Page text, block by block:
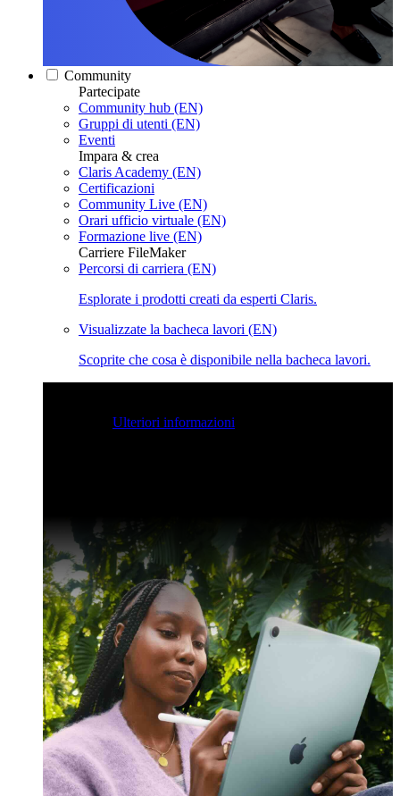
Community
Partecipate
Community hub (EN)
Gruppi di utenti (EN)
Eventi
Impara & crea
Claris Academy (EN)
Certificazioni
Community Live (EN)
Orari ufficio virtuale (EN)
Formazione live (EN)
Carriere FileMaker
Percorsi di carriera (EN)
Esplorate i prodotti creati da esperti Claris.
Visualizzate la bacheca lavori (EN)
Scoprite che cosa è disponibile nella bacheca lavori.
Ulteriori informazioni